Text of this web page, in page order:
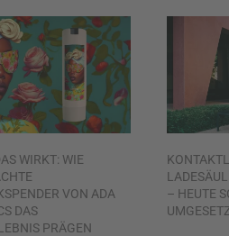
WIRKT: WIE
VON ADA
DAS
PRÄGEN
– HEUTE